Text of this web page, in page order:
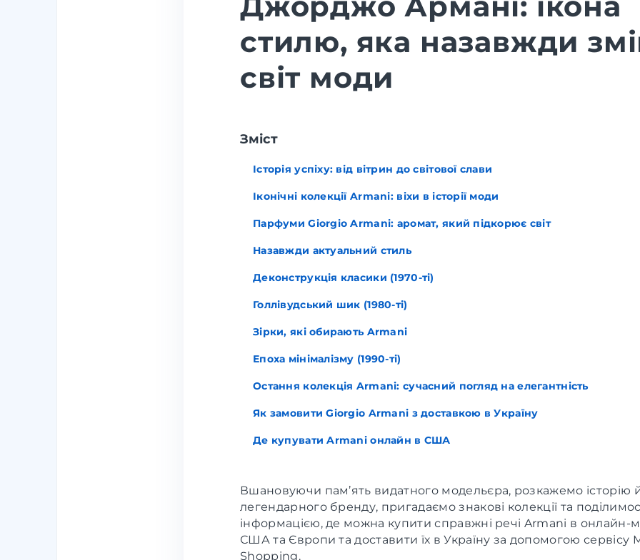
стилю, яка назавжди
світ моди
Зміст
Історія успіху: від вітрин до світової слави
Іконічні колекції Armani: віхи в історії моди
Парфуми Giorgio Armani: аромат, який підкорює світ
Назавжди актуальний стиль
Деконструкція класики (1970-ті)
Голлівудський шик (1980-ті)
Зірки, які обирають Armani
Епоха мінімалізму (1990-ті)
Остання колекція Armani: сучасний погляд на елегантність
Як замовити Giorgio Armani з доставкою в Україну
Де купувати Armani онлайн в США
Вшановуючи пам’ять видатного модельєра, розкажемо історію
легендарного бренду, пригадаємо знакові колекції та
інформацією, де можна купити справжні речі Armani в онлайн-
США та Європи та доставити їх в Україну за допомогою сервісу
Shopping.